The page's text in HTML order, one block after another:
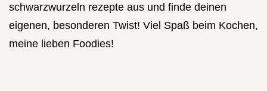
schwarzwurzeln rezepte aus und finde deinen
eigenen, besonderen Twist! Viel Spaß beim Kochen,
meine lieben Foodies!